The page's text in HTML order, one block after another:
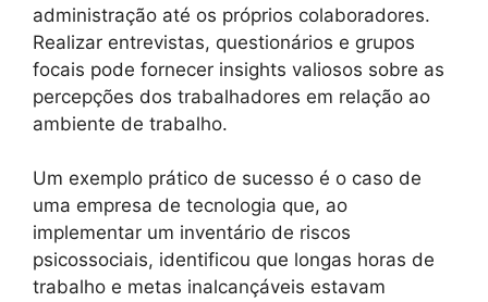
administração até os próprios colaboradores.
Realizar entrevistas, questionários e grupos
focais pode fornecer insights valiosos sobre as
percepções dos trabalhadores em relação ao
ambiente de trabalho.
Um exemplo prático de sucesso é o caso de
uma empresa de tecnologia que, ao
implementar um inventário de riscos
psicossociais, identificou que longas horas de
trabalho e metas inalcançáveis estavam